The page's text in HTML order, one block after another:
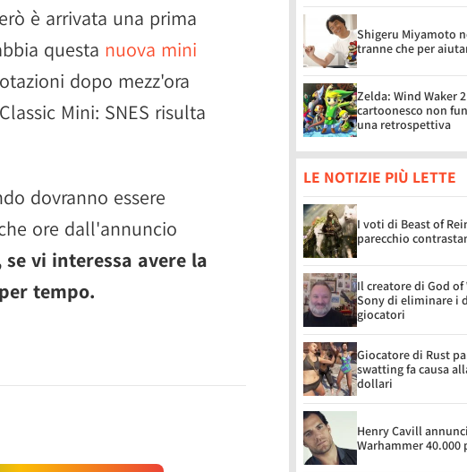
è arrivata una prima
questa nuova mini
dopo mezz'ora
Mini: SNES risulta
dovranno essere
ore dall'annuncio
se vi interessa avere la
tempo.
Shigeru Miyamoto
tranne che per
Zelda: Wind Waker
cartoonesco non
una retrospettiva
LE NOTIZIE PIÙ LETTE
I voti di Beast of
parecchio
Il creatore di God of
Sony di eliminare i
giocatori
Giocatore di Rust
swatting fa causa
dollari
Henry Cavill
Warhammer 40.000